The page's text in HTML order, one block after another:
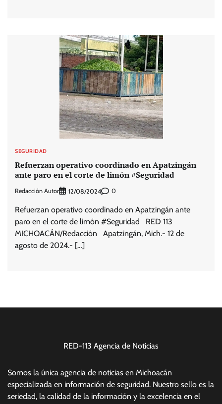
SEGURIDAD
Refuerzan operativo coordinado en Apatzingán
ante paro en el corte de limón #Seguridad
Redacción Autor 12/08/2024 0
Refuerzan operativo coordinado en Apatzingán ante
paro en el corte de limón #Seguridad RED 113
MICHOACÁN/Redacción Apatzingán, Mich.- 12 de
agosto de 2024.- […]
RED-113 Agencia de Noticias
Somos la única agencia de noticias en Michoacán
especializada en información de seguridad. Nuestro sello es la
seriedad, la calidad de la información y la excelencia en el